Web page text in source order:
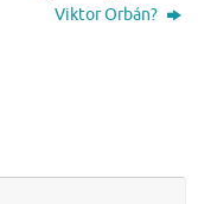
Viktor Orbán?